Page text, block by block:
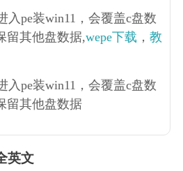
入pe装win11，会覆盖c盘数
留其他盘数据,wepe下载 ， 教
入pe装win11，会覆盖c盘数
留其他盘数据
英文